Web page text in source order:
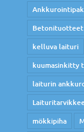
Betonituotteet
kelluva laituri
kuumasinkitty
laiturin
mökkipiha